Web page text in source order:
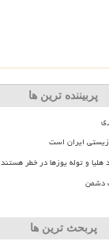
پربیننده ترین ها
زیستی ایران است
هلیا و توله یوزها در خطر هستند
دشمن
پربحث ترین ها